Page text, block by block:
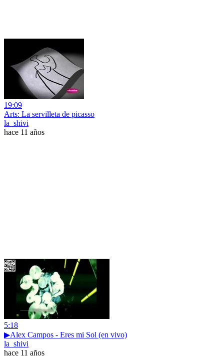
19:09
Arts: La servilleta de picasso
la_shivi
hace 11 años
5:18
▶Alex Campos - Eres mi Sol (en vivo)
la_shivi
hace 11 años